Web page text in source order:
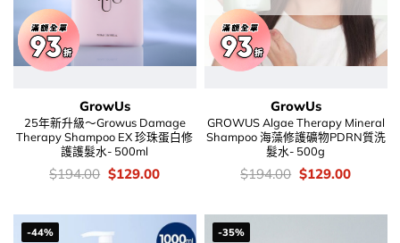
GrowUs
25年新升級～Growus Damage
Therapy Shampoo EX 珍珠蛋白修
護護髮水- 500ml
價
$194.00 Original
$194.00.
$129.00Current
$129.00.
GrowUs
GROWUS Algae Therapy Mineral
Shampoo 海藻修護礦物PDRN質洗
髮水- 500g
價
$194.00 Original
$194.00.
$129.00Current
-44% -35%